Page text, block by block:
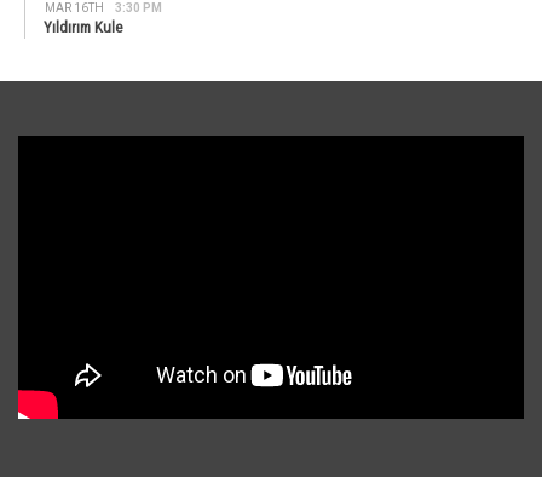
MAR 16TH 3:30 PM
Yıldırım Kule